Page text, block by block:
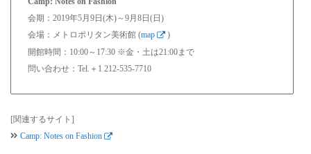
会期：2019年5月9日(木)～9月8日(日)
会場：メトロポリタン美術館 (map
)
開館時間：10:00～17:30 ※金・土は21:00まで
問い合わせ：Tel.＋1 212-535-7710
[関連するサイト]
Camp: Notes on Fashion